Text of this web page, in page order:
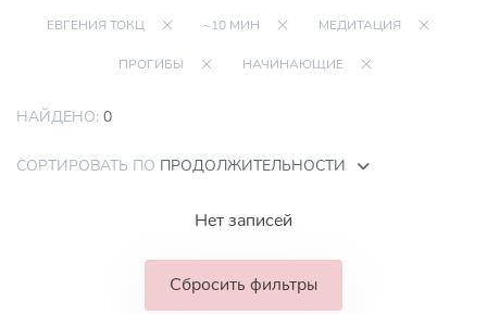
ЕВГЕНИЯ ТОКЦ ~10 МИН МЕДИТАЦИЯ
ПРОГИБЫ НАЧИНАЮЩИЕ
НАЙДЕНО: 0
СОРТИРОВАТЬ ПО ПРОДОЛЖИТЕЛЬНОСТИ
Нет записей
Сбросить фильтры